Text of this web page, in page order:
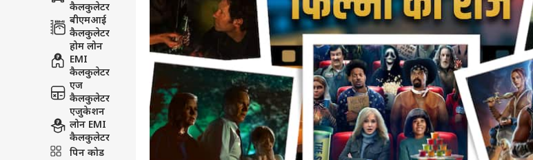
कैलकुलेटर
बीएमआई
कैलकुलेटर
होम लोन
EMI
कैलकुलेटर
एज
कैलकुलेटर
एजुकेशन
लोन EMI
कैलकुलेटर
पिन कोड